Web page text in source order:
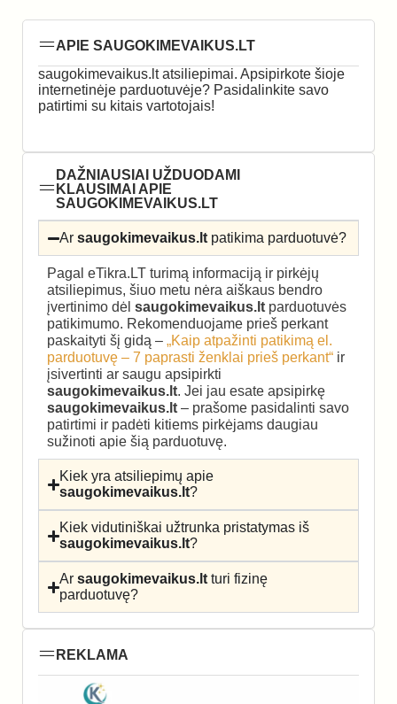
APIE SAUGOKIMEVAIKUS.LT
saugokimevaikus.lt atsiliepimai. Apsipirkote šioje
internetinėje parduotuvėje? Pasidalinkite savo
patirtimi su kitais vartotojais!
DAŽNIAUSIAI UŽDUODAMI
KLAUSIMAI APIE
SAUGOKIMEVAIKUS.LT
Arsaugokimevaikus.lt patikima parduotuvė?
Pagal eTikra.LT turimą informaciją ir pirkėjų
atsiliepimus, šiuo metu nėra aiškaus bendro
įvertinimo dėl saugokimevaikus.lt parduotuvės
patikimumo. Rekomenduojame prieš perkant
paskaityti šį gidą – „Kaip atpažinti patikimą el.
parduotuvę – 7 paprasti ženklai prieš perkant“ ir
įsivertinti ar saugu apsipirkti
saugokimevaikus.lt. Jei jau esate apsipirkę
saugokimevaikus.lt – prašome pasidalinti savo
patirtimi ir padėti kitiems pirkėjams daugiau
sužinoti apie šią parduotuvę.
Kiek yra atsiliepimų apie
saugokimevaikus.lt?
Kiek vidutiniškai užtrunka pristatymas iš
saugokimevaikus.lt?
Arsaugokimevaikus.lt turi fizinę
parduotuvę?
REKLAMA